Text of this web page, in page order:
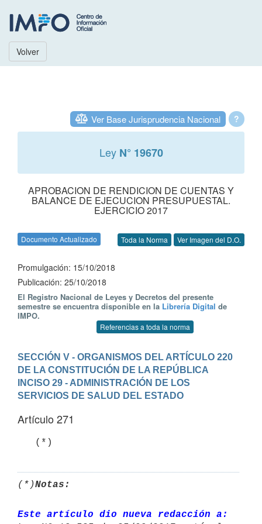
Volver
?
Ver Base Jurisprudencia Nacional
Ley N° 19670
APROBACION DE RENDICION DE CUENTAS Y
BALANCE DE EJECUCION PRESUPUESTAL.
EJERCICIO 2017
Documento Actualizado Toda la Norma Ver Imagen del D.O.
Promulgación: 15/10/2018
Publicación: 25/10/2018
El Registro Nacional de Leyes y Decretos del presente
semestre se encuentra disponible en la Librería Digital de
IMPO.
Referencias a toda la norma
SECCIÓN V - ORGANISMOS DEL ARTÍCULO 220
DE LA CONSTITUCIÓN DE LA REPÚBLICA
INCISO 29 - ADMINISTRACIÓN DE LOS
SERVICIOS DE SALUD DEL ESTADO
Artículo 271
(*)Notas:
Este artículo dio nueva redacción a: